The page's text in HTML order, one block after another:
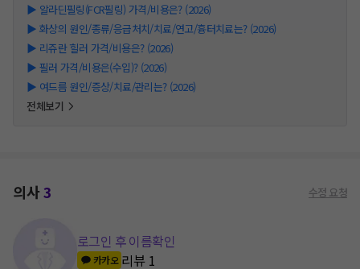
▶ 알라딘필링(FCR필링) 가격/비용은? (2026)
▶ 화상의 원인/종류/응급처치/치료/연고/흉터치료는? (2026)
▶ 리쥬란 힐러 가격/비용은? (2026)
▶ 필러 가격/비용은(수입)? (2026)
▶ 여드름 원인/증상/치료/관리는? (2026)
전체보기
의사3 수정 요청
로그인 후 이름확인
카카오 리뷰 1